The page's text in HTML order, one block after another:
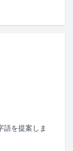
語を提案しま